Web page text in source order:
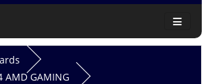
AMD GAMING